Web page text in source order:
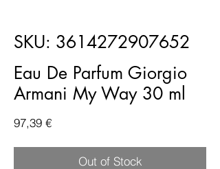
SKU: 3614272907652
Eau De Parfum Giorgio
Armani My Way 30 ml
97,39 €Price
Out of Stock